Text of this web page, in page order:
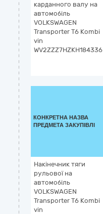
карданного валу на
автомобіль
VOLKSWAGEN
Transporter Т6 Kombi
vin
WV2ZZZ7HZKH184336
КОНКРЕТНА НАЗВА
ПРЕДМЕТА ЗАКУПІВЛІ
Накінечник тяги
рульової на
автомобіль
VOLKSWAGEN
Transporter Т6 Kombi
vin